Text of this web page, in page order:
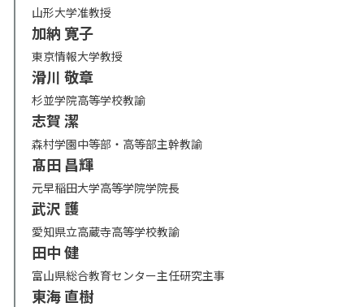
山形大学准教授
加納 寛子
東京情報大学教授
滑川 敬章
杉並学院高等学校教諭
志賀 潔
森村学園中等部・高等部主幹教諭
髙田 昌輝
元早稲田大学高等学院学院長
武沢 護
愛知県立高蔵寺高等学校教諭
田中 健
富山県総合教育センター主任研究主事
東海 直樹